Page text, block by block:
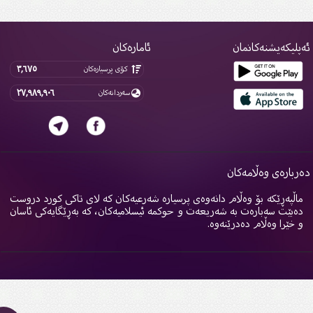
ئامارەکان
کۆی پرسیارەکان ٣,٦٧٥
سەردانەکان ٢٧,٩٨٩,٩٠٦
وەڵامەکان
ماڵپەڕێکە بۆ وەڵام دانەوەی پرسیارە شەرعیەکان کە لای تاکی کورد دروست
دەبێت سەبارەت بە شەریعەت و حوکمە ئیسلامیەکان، کە بەڕێگایەکی ئاسان
و خێرا وەڵام دەدرێنەوە.